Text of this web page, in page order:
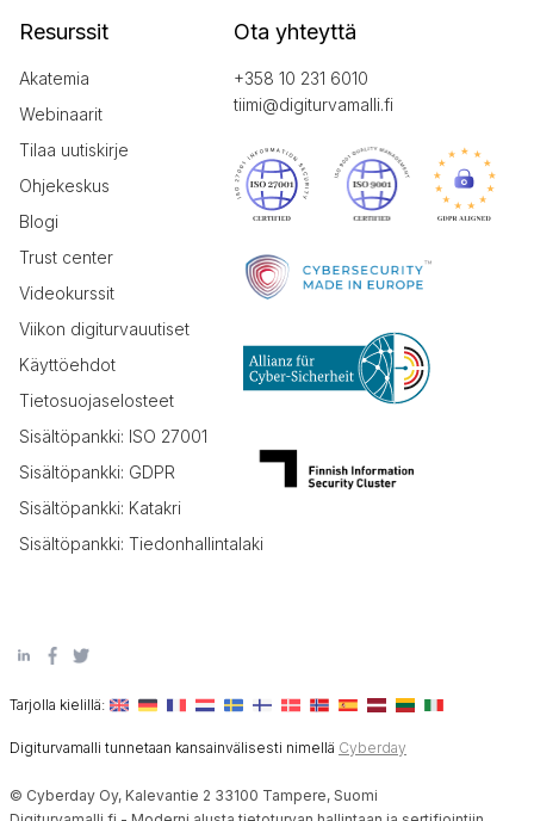
Resurssit
Akatemia
Webinaarit
Tilaa uutiskirje
Ohjekeskus
Blogi
Trust center
Videokurssit
Viikon digiturvauutiset
Käyttöehdot
Tietosuojaselosteet
Sisältöpankki: ISO 27001
Sisältöpankki: GDPR
Sisältöpankki: Katakri
Sisältöpankki: Tiedonhallintalaki
Ota yhteyttä
+358 10 231 6010
tiimi@digiturvamalli.fi
Tarjolla kielillä:
Digiturvamalli tunnetaan kansainvälisesti nimellä Cyberday
© Cyberday Oy, Kalevantie 2 33100 Tampere, Suomi